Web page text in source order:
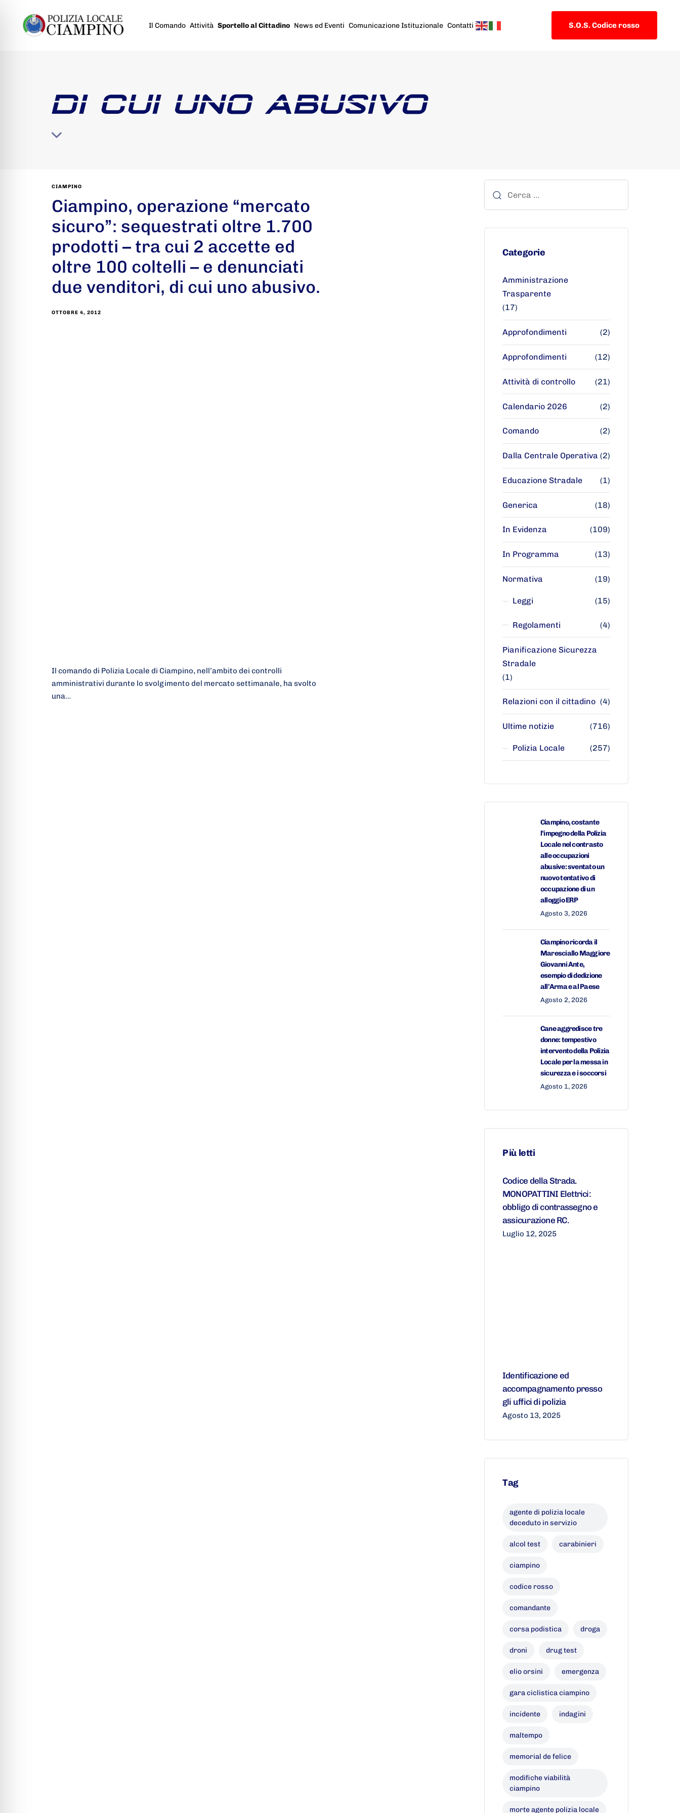
Il Comando Attività Sportello al Cittadino News ed Eventi Comunicazione Istituzionale Contatti S.O.S. Codice rosso
DI CUI UNO ABUSIVO
CIAMPINO
Ciampino, operazione “mercato
sicuro”: sequestrati oltre 1.700
prodotti – tra cui 2 accette ed
oltre 100 coltelli – e denunciati
due venditori, di cui uno abusivo.
OTTOBRE 4, 2012
Il comando di Polizia Locale di Ciampino, nell’ambito dei controlli
amministrativi durante lo svolgimento del mercato settimanale, ha svolto
una…
Categorie
Amministrazione
Trasparente
(17)
Approfondimenti (2)
Approfondimenti (12)
Attività di controllo (21)
Calendario 2026 (2)
Comando (2)
Dalla Centrale Operativa (2)
Educazione Stradale (1)
Generica (18)
In Evidenza (109)
In Programma (13)
Normativa (19)
Leggi (15)
Regolamenti (4)
Pianificazione Sicurezza
Stradale
(1)
Relazioni con il cittadino (4)
Ultime notizie (716)
Polizia Locale (257)
Ciampino, costante
l’impegno della Polizia
Locale nel contrasto
alle occupazioni
abusive: sventato un
nuovo tentativo di
occupazione di un
alloggio ERP
Agosto 3, 2026
Ciampino ricorda il
Maresciallo Maggiore
Giovanni Ante,
esempio di dedizione
all’Arma e al Paese
Agosto 2, 2026
Cane aggredisce tre
donne: tempestivo
intervento della Polizia
Locale per la messa in
sicurezza e i soccorsi
Agosto 1, 2026
Più letti
Codice della Strada.
MONOPATTINI Elettrici:
obbligo di contrassegno e
assicurazione RC.
Luglio 12, 2025
Identificazione ed
accompagnamento presso
gli uffici di polizia
Agosto 13, 2025
Tag
agente di polizia locale
deceduto in servizio
alcol test carabinieri
ciampino
codice rosso
comandante
corsa podistica droga
droni drug test
elio orsini emergenza
gara ciclistica ciampino
incidente indagini
maltempo
memorial de felice
modifiche viabilità
ciampino
morte agente polizia locale